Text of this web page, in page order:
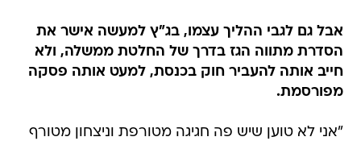
אבל גם לגבי ההליך עצמו, בג"ץ למעשה אישר את
הסדרת מתווה הגז בדרך של החלטת ממשלה, ולא
חייב אותה להעביר חוק בכנסת, למעט אותה פסקה
מפורסמת.
"אני לא טוען שיש פה חגיגה מטורפת וניצחון מטורף